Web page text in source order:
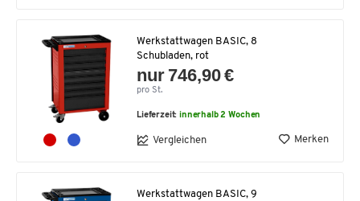
Werkstattwagen BASIC, 8
Schubladen, rot
nur 746,90 €
pro St.
Lieferzeit:innerhalb 2 Wochen
Vergleichen Merken
Werkstattwagen BASIC, 9